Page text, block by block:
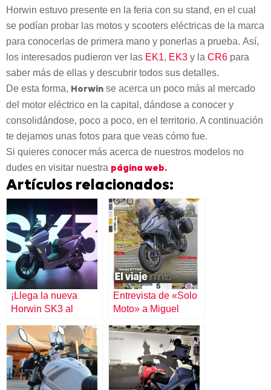
Horwin estuvo presente en la feria con su stand, en el cual
se podían probar las motos y scooters eléctricas de la marca
para conocerlas de primera mano y ponerlas a prueba. Así,
los interesados pudieron ver las EK1, EK3 y la CR6 para
saber más de ellas y descubrir todos sus detalles.
De esta forma, Horwin se acerca un poco más al mercado
del motor eléctrico en la capital, dándose a conocer y
consolidándose, poco a poco, en el territorio. A continuación
te dejamos unas fotos para que veas cómo fue.
Si quieres conocer más acerca de nuestros modelos no
dudes en visitar nuestra página web.
Artículos relacionados:
¡Llega la nueva
Horwin SK3 al
Entrevista de «Solo
Moto» a Miguel
director general del
grupo M-automoción